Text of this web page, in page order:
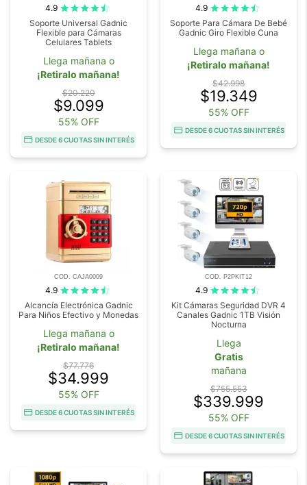
4.9
Soporte Universal Gadnic
Flexible para Cámaras
Celulares Tablets
Llega mañana o
¡Retiralo mañana!
$20.220
$9.099
55% OFF
DESDE 6 CUOTAS SIN INTERÉS
4.9
Soporte Para Cámara De Bebé
Gadnic Giro Flexible Cuna
Llega mañana o
¡Retiralo mañana!
$42.998
$19.349
55% OFF
DESDE 6 CUOTAS SIN INTERÉS
COD. CAJA0009
4.9
Alcancía Electrónica Gadnic
Para Niños Efectivo y Monedas
Llega mañana o
¡Retiralo mañana!
$77.776
$34.999
55% OFF
DESDE 6 CUOTAS SIN INTERÉS
COD. P2PKIT12
4.9
Kit Cámaras Seguridad DVR 4
Canales Gadnic 1TB Visión
Nocturna
Llega
Gratis
mañana
$755.553
$339.999
55% OFF
DESDE 6 CUOTAS SIN INTERÉS